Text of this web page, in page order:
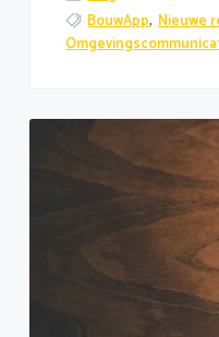
BouwApp, Nieuwe